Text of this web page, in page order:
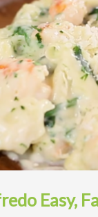
Easy,